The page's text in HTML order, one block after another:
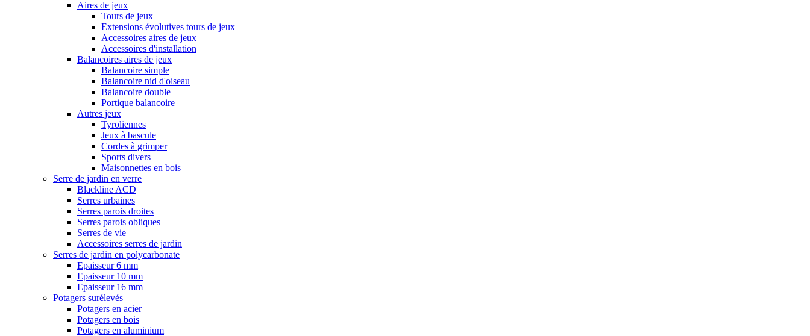
Aires de jeux
Tours de jeux
Extensions évolutives tours de jeux
Accessoires aires de jeux
Accessoires d'installation
Balancoires aires de jeux
Balancoire simple
Balancoire nid d'oiseau
Balancoire double
Portique balancoire
Autres jeux
Tyroliennes
Jeux à bascule
Cordes à grimper
Sports divers
Maisonnettes en bois
Serre de jardin en verre
Blackline ACD
Serres urbaines
Serres parois droites
Serres parois obliques
Serres de vie
Accessoires serres de jardin
Serres de jardin en polycarbonate
Epaisseur 6 mm
Epaisseur 10 mm
Epaisseur 16 mm
Potagers surélevés
Potagers en acier
Potagers en bois
Potagers en aluminium